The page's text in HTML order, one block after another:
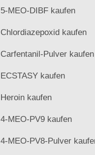
5-MEO-DIBF kaufen
Chlordiazepoxid kaufen
Carfentanil-Pulver kaufen
ECSTASY kaufen
Heroin kaufen
4-MEO-PV9 kaufen
4-MEO-PV8-Pulver